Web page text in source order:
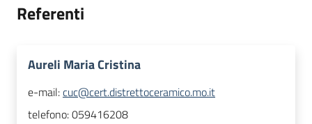
Referenti
Aureli Maria Cristina
e-mail:cuc@cert.distrettoceramico.mo.it
telefono:059416208